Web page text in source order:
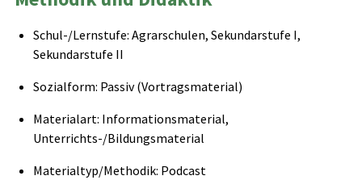
Schul-/Lernstufe: Agrarschulen, Sekundarstufe I,
Sekundarstufe II
Sozialform: Passiv (Vortragsmaterial)
Materialart: Informationsmaterial,
Unterrichts-/Bildungsmaterial
Materialtyp/Methodik: Podcast